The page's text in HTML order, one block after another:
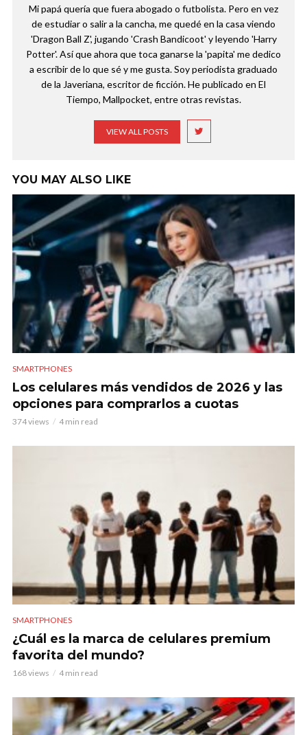
Mi papá quería que fuera abogado o futbolista. Pero en vez
de estudiar o salir a la cancha, me quedé en la casa viendo
'Dragon Ball Z', jugando 'Crash Bandicoot' y leyendo 'Harry
Potter'. Así que ahora que toca ganarse la 'papita' me dedico
a escribir de lo que sé y me gusta. Soy periodista graduado
de la Javeriana, escritor de ficción. He publicado en El
Tiempo, Mallpocket, entre otras revistas.
VIEW ALL POSTS
YOU MAY ALSO LIKE
SMARTPHONES
Los celulares más vendidos de 2026 y las
opciones para comprarlos a cuotas
374 views 4 min read
SMARTPHONES
¿Cuál es la marca de celulares premium
favorita del mundo?
168 views 4 min read